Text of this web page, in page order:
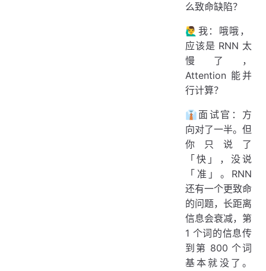
么致命缺陷？
🙋‍♂️我：哦哦，
应该是 RNN 太
慢了，
Attention 能并
行计算？
👔面试官：方
向对了一半。但
你只说了
「快」，没说
「准」。RNN
还有一个更致命
的问题，长距离
信息会衰减，第
1 个词的信息传
到第 800 个词
基本就没了。